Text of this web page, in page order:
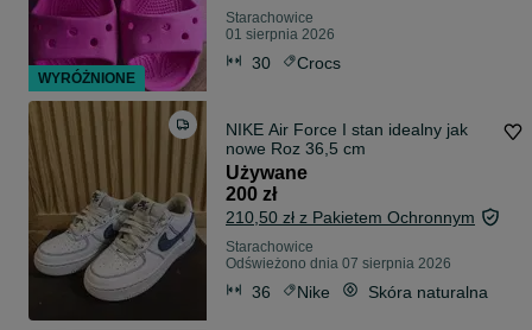
Starachowice
01 sierpnia 2026
30 Crocs
NIKE Air Force I stan idealny jak
nowe Roz 36,5 cm
Używane
200 zł
210,50 zł z Pakietem Ochronnym
Starachowice
Odświeżono dnia 07 sierpnia 2026
36 Nike Skóra naturalna
WYRÓŻNIONE